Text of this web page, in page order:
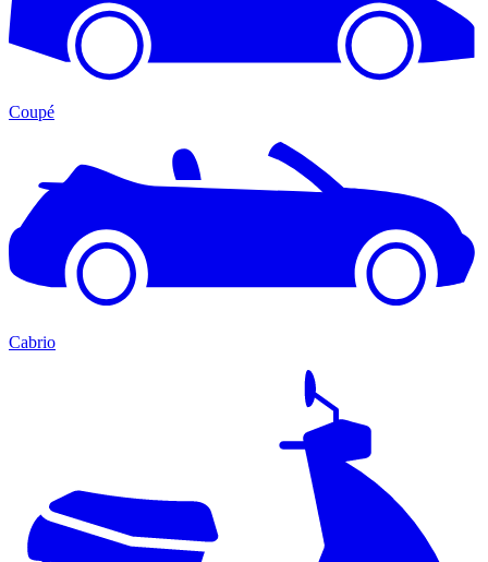
Coupé
Cabrio